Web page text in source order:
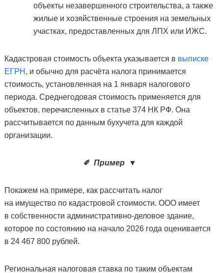
объекты незавершенного строительства, а также
жилые и хозяйственные строения на земельных
участках, предоставленных для ЛПХ или ИЖС.
Кадастровая стоимость объекта указывается в выписке
ЕГРН , и обычно для расчёта налога принимается
стоимость, установленная на 1 января налогового
периода. Среднегодовая стоимость применяется для
объектов, перечисленных в статье 374 НК РФ. Она
рассчитывается по данным бухучета для каждой
организации.
✐ Пример▼
Покажем на примере, как рассчитать налог
на имущество по кадастровой стоимости. ООО имеет
в собственности административно-деловое здание,
которое по состоянию на начало 2026 года оценивается
в 24 467 800 рублей.
Региональная налоговая ставка по таким объектам